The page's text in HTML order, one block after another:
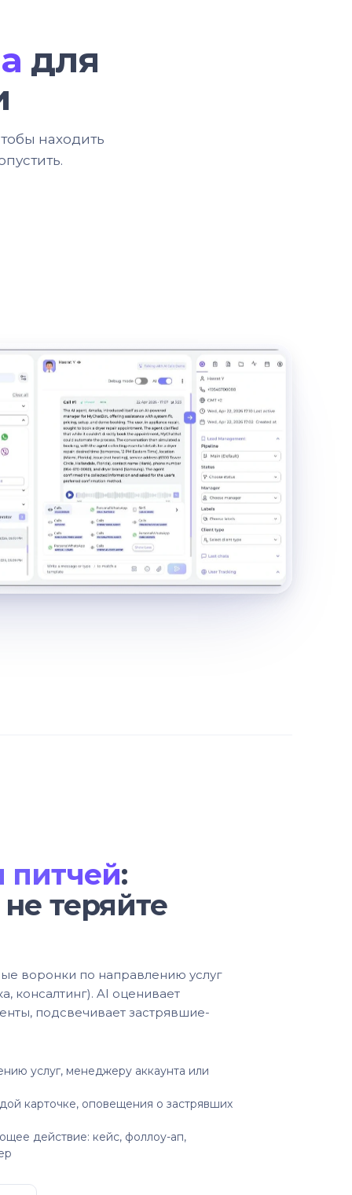
для
находить
питчей:
теряйте
воронки по направлению услуг
консалтинг). AI оценивает
подсвечивает застрявшие-
услуг, менеджеру аккаунта или
карточке, оповещения о застрявших
действие: кейс, фоллоу-ап,